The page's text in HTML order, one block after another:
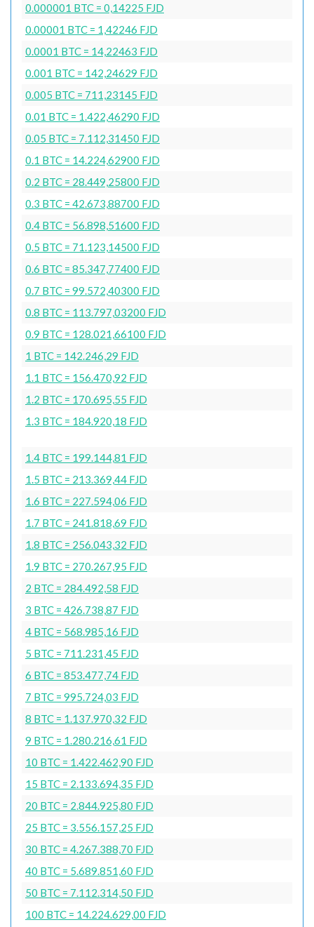
0.000001 BTC = 0,14225 FJD
0.00001 BTC = 1,42246 FJD
0.0001 BTC = 14,22463 FJD
0.001 BTC = 142,24629 FJD
0.005 BTC = 711,23145 FJD
0.01 BTC = 1.422,46290 FJD
0.05 BTC = 7.112,31450 FJD
0.1 BTC = 14.224,62900 FJD
0.2 BTC = 28.449,25800 FJD
0.3 BTC = 42.673,88700 FJD
0.4 BTC = 56.898,51600 FJD
0.5 BTC = 71.123,14500 FJD
0.6 BTC = 85.347,77400 FJD
0.7 BTC = 99.572,40300 FJD
0.8 BTC = 113.797,03200 FJD
0.9 BTC = 128.021,66100 FJD
1 BTC = 142.246,29 FJD
1.1 BTC = 156.470,92 FJD
1.2 BTC = 170.695,55 FJD
1.3 BTC = 184.920,18 FJD
1.4 BTC = 199.144,81 FJD
1.5 BTC = 213.369,44 FJD
1.6 BTC = 227.594,06 FJD
1.7 BTC = 241.818,69 FJD
1.8 BTC = 256.043,32 FJD
1.9 BTC = 270.267,95 FJD
2 BTC = 284.492,58 FJD
3 BTC = 426.738,87 FJD
4 BTC = 568.985,16 FJD
5 BTC = 711.231,45 FJD
6 BTC = 853.477,74 FJD
7 BTC = 995.724,03 FJD
8 BTC = 1.137.970,32 FJD
9 BTC = 1.280.216,61 FJD
10 BTC = 1.422.462,90 FJD
15 BTC = 2.133.694,35 FJD
20 BTC = 2.844.925,80 FJD
25 BTC = 3.556.157,25 FJD
30 BTC = 4.267.388,70 FJD
40 BTC = 5.689.851,60 FJD
50 BTC = 7.112.314,50 FJD
100 BTC = 14.224.629,00 FJD